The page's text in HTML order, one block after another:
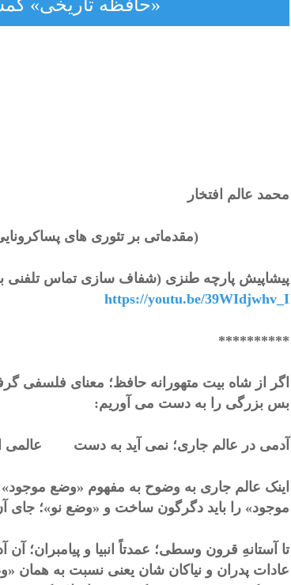
«حافظه تاریخی»
محمد عالم افتخار
(مقدماتی بر تئوری های پساکرونایی
پیشاپیش پارچه طنزی (شفاف سازی تماس تلفنی با
https://youtu.be/39WIdjwhv_I
**********
اگر از شاه بیت متهورانه حافظ؛ معنای فلسفی
بس بزرگی را به دست می آوریم:
آدمی در عالم جاری؛ نمی آید به دست عالمی از
اینک عالم جاری به وضوح به مفهوم «وضع
موجود» را باید دگرگون ساخت و «وضع نو»؛ جای
تا آستانهِ قرون وسطی؛ عمدتاً انبیا و پیامبران؛
عادات پدران و نیاکان شان یعنی نسبت به همان